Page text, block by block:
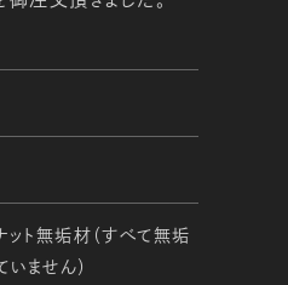
ット無垢材（すべて無垢
ません）